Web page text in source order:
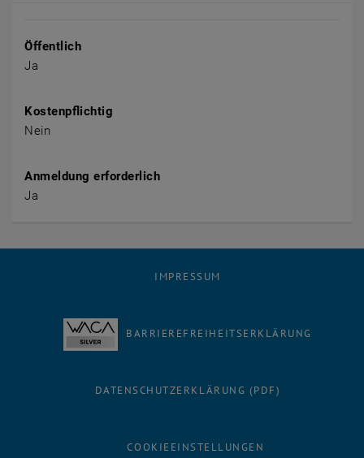
Öffentlich
Ja
Kostenpflichtig
Nein
Anmeldung erforderlich
Ja
IMPRESSUM
BARRIEREFREIHEITSERKLÄRUNG
DATENSCHUTZERKLÄRUNG (PDF)
COOKIEEINSTELLUNGEN